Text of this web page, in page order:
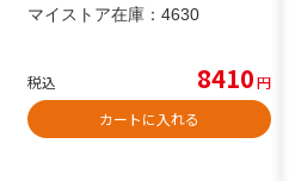
マイストア在庫： 4630
税込 8410円
カートに入れる